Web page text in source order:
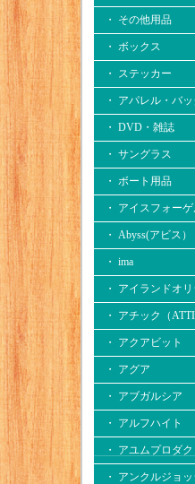
・ その他用品
・ ボックス
・ ステッカー
・ アパレル・バ
・ DVD・雑誌
・ サングラス
・ ボート用品
・ アイスフォー
・ Abyss(アビス）
・ ima
・ アイランドオ
・ アチック（
・ アクアビット
・ アグア
・ アブガルシア
・ アルフハイト
・ アユムプロダク
・ アンクルジョ